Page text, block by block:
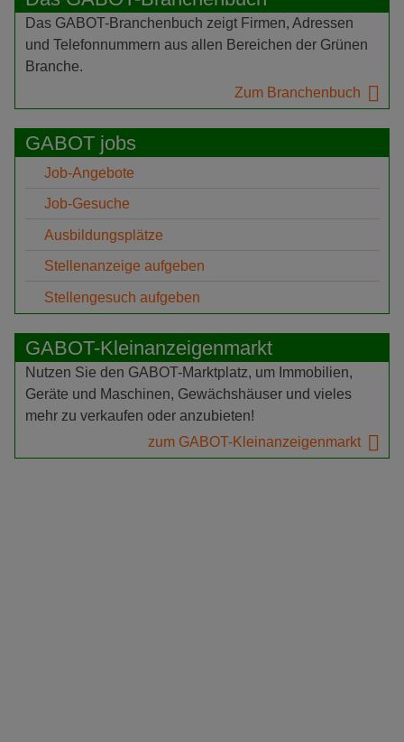
Das GABOT-Branchenbuch zeigt Firmen, Adressen
und Telefonnummern aus allen Bereichen der Grünen
Branche.
Zum Branchenbuch
GABOT jobs
Job-Angebote
Job-Gesuche
Ausbildungsplätze
Stellenanzeige aufgeben
Stellengesuch aufgeben
GABOT-Kleinanzeigenmarkt
Nutzen Sie den GABOT-Marktplatz, um Immobilien,
Geräte und Maschinen, Gewächshäuser und vieles
mehr zu verkaufen oder anzubieten!
zum GABOT-Kleinanzeigenmarkt